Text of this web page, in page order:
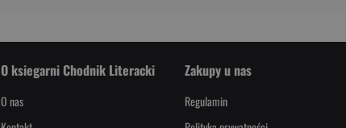
O ksiegarni Chodnik Literacki
O nas
Zakupy u nas
Regulamin